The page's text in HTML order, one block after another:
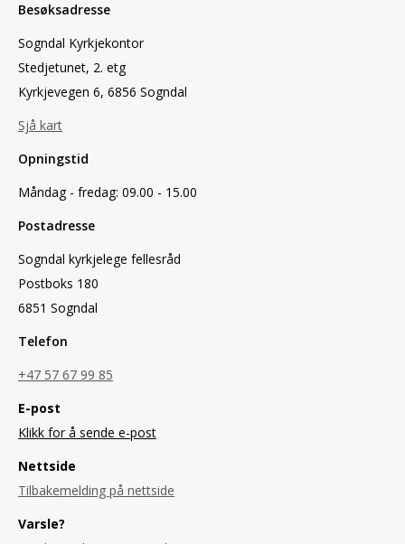
Besøksadresse
Sogndal Kyrkjekontor
Stedjetunet, 2. etg
Kyrkjevegen 6, 6856 Sogndal
Sjå kart
Opningstid
Måndag - fredag: 09.00 - 15.00
Postadresse
Sogndal kyrkjelege fellesråd
Postboks 180
6851 Sogndal
Telefon
+47 57 67 99 85
E-post
Klikk for å sende e-post
Nettside
Tilbakemelding på nettside
Varsle?